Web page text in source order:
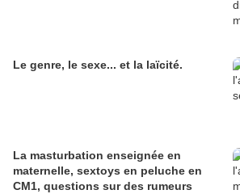
Le genre, le sexe... et la laïcité.
La masturbation enseignée en
maternelle, sextoys en peluche en
CM1, questions sur des rumeurs